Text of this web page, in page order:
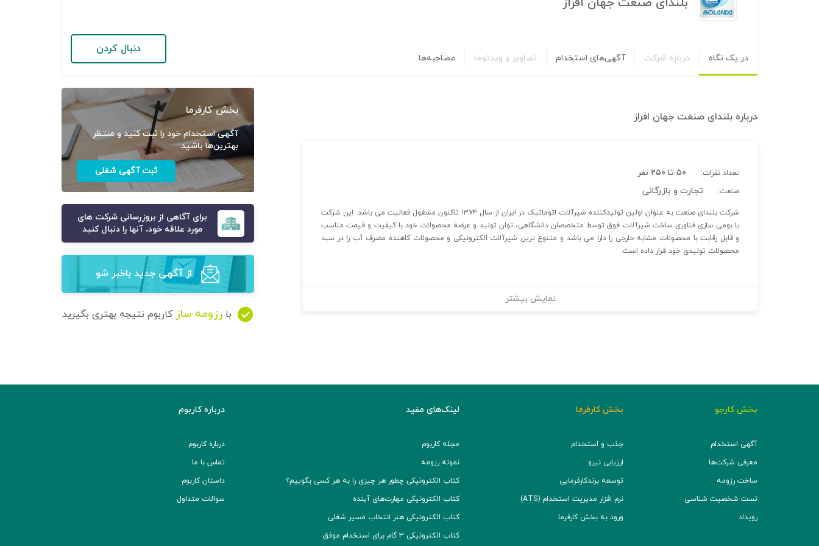
در یک نگاه درباره شرکت آگهی‌های استخدام تصاویر و ویدئوها مصاحبه‌ها
دنبال کردن
درباره بلندای صنعت جهان افراز
تعداد نفرات: ۵۰ تا ۲۵۰ نفر
صنعت: تجارت و بازرگانی
شرکت بلندای صنعت به عنوان اولین تولیدکننده شیرآلات اتوماتیک در ایران از سال ۱۳۷۴ تاکنون مشغول فعالیت می باشد. این شرکت
با بومی سازی فناوری ساخت شیرآلات فوق توسط متخصصان دانشگاهی، توان تولید و عرضه محصولات خود با کیفیت و قیمت مناسب
و قابل رقابت با محصولات مشابه خارجی را دارا می باشد و متنوع ترین شیرآلات الکترونیکی و محصولات کاهنده مصرف آب را در سبد
محصولات تولیدی خود قرار داده است.
نمایش بیشتر
بخش کارفرما
آگهی استخدام خود را ثبت کنید و منتظر
بهترین‌ها باشید
ثبت آگهی شغلی
برای آگاهی از بروزرسانی شرکت های
مورد علاقه خود، آنها را دنبال کنید
از آگهی‌ جدید باخبر شو
با رزومه ساز کاربوم نتیجه بهتری بگیرید
بخش کارجو
آگهی استخدام
معرفی شرکت‌ها
ساخت رزومه
تست شخصیت شناسی
رویداد
بخش کارفرما
جذب و استخدام
ارزیابی نیرو
توسعه برند‌کارفرمایی
نرم افزار مدیریت استخدام (ATS)
ورود به بخش کارفرما
لینک‌های مفید
مجله کاربوم
نمونه رزومه
کتاب الکترونیکی چطور هر چیزی را به هر کسی بگوییم؟
کتاب الکترونیکی مهارت‌های آینده
کتاب الکترونیکی هنر انتخاب مسیر شغلی
کتاب الکترونیکی ۳ گام برای استخدام موفق
درباره کاربوم
درباره کاربوم
تماس با ما
داستان کاربوم
سوالات متداول